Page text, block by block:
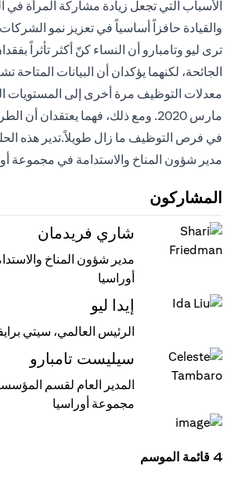
الأسباب التي تجعل زيادة مشاركة المرأة في
والقيادة حافزاً أساسياً في تعزيز نمو
ترى ليو وتامبارو أن النساء كنّ أكثر تأثراً
الجائحة، لكنهما يؤكدان أن البيانات المتاحة
معدلات التوظيف مرة أخرى إلى المستويات
مارس 2020. ومع ذلك، فهما يعتقدان أن
في فرص التوظيف ما زال طويلاً.تدير هذه
مدير شؤون المناخ والاستدامة في مجموعة
المشاركون
شاري فريدمان
مدير شؤون المناخ
أوراسيا
إيدا ليو
الرئيس العالمي، سيتي
سيليست تامبارو
المدير العام لقسم
مجموعة أوراسيا
4 قائمة الموسم